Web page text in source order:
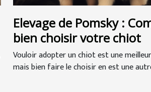
Elevage de Pomsky :
bien choisir votre chiot
Vouloir adopter un chiot est une
mais bien faire le choisir en est une